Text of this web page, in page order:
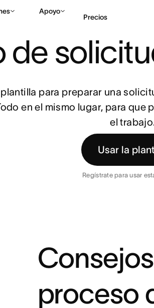
Apoyo
Precios
de
para preparar una
en el mismo lugar, para
el
Usar la
Regístrate para usar
proceso